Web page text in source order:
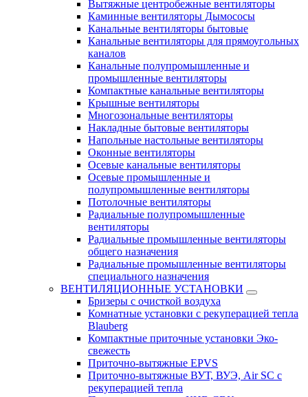
Вытяжные центробежные вентиляторы
Каминные вентиляторы Дымососы
Канальные вентиляторы бытовые
Канальные вентиляторы для прямоугольных
каналов
Канальные полупромышленные и
промышленные вентиляторы
Компактные канальные вентиляторы
Крышные вентиляторы
Многозональные вентиляторы
Накладные бытовые вентиляторы
Напольные настольные вентиляторы
Оконные вентиляторы
Осевые канальные вентиляторы
Осевые промышленные и
полупромышленные вентиляторы
Потолочные вентиляторы
Радиальные полупромышленные
вентиляторы
Радиальные промышленные вентиляторы
общего назначения
Радиальные промышленные вентиляторы
специального назначения
ВЕНТИЛЯЦИОННЫЕ УСТАНОВКИ
Бризеры с очисткой воздуха
Комнатные установки с рекуперацией тепла
Blauberg
Компактные приточные установки Эко-
свежесть
Приточно-вытяжные EPVS
Приточно-вытяжные ВУТ, ВУЭ, Air SC с
рекуперацией тепла